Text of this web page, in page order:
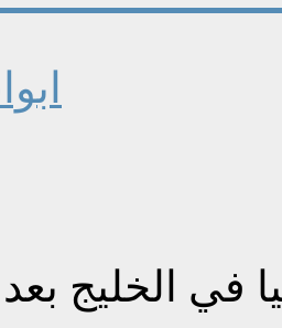
في الخليج